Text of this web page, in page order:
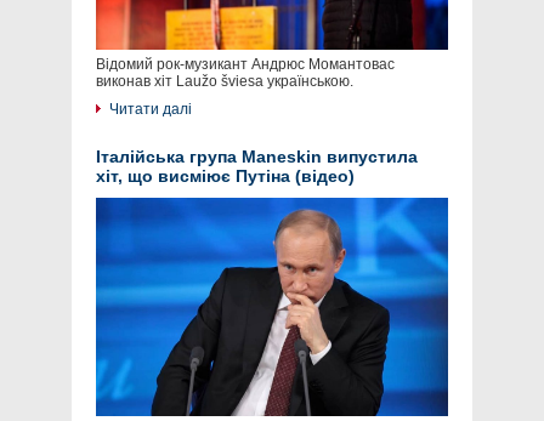
Відомий рок-музикант Андрюс Момантовас
виконав хіт Laužo šviesa українською.
Читати далі
Італійська група Maneskin випустила
хіт, що висміює Путіна (відео)